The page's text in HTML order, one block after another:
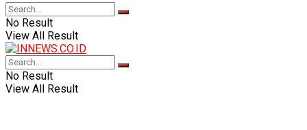
No Result
View All Result
No Result
View All Result